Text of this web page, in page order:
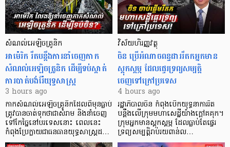
សំណល់អេឡិចត្រូនិក
អាម៉េរិក រឹតបន្តឹងការនាំចេញកាក
សំណល់អេឡិចត្រូនិក ដើម្បីទប់ស្កាត់
ការបាត់បង់រ៉ែយុទ្ធសាស្ត្រ
3 hours ago
កាក​សំណល់​អេឡិច​ត្រូនិកដែល​ពីមុនធ្លាប់​
ត្រូវបានចាត់ទុកថាជាសំរាម និងនាំចេញ
ទៅកែច្នៃនៅបរទេស​នោះ ពេលនេះ
កំពុងប្រែក្លាយជាធនធានយុទ្ធសាស្ត្រដ…
វិស័យហិរញ្ញវត្ថុ
ចិន ប្រើ​អំណាចពន្ធដាររឹតកអ្នកមាន
ស្ដុកស្ដម្ភ ដែលផ្ទេរទ្រព្យសម្បត្តិ
ចេញទៅក្រៅប្រទេស
4 hours ago
រដ្ឋាភិបាលចិន កំពុងបើកយុទ្ធនាការរឹត
បន្តឹងលើក្រុមមហាសេដ្ឋី​យ៉ាង​ក្ដៅគគុក។
​ក្រុមអ្នកមានស្ដុកស្ដម្ភ ដែល​ធ្លាប់​តែផ្ទេរ
ទ្រព្យសម្បត្តិរាប់រយពាន់ល…